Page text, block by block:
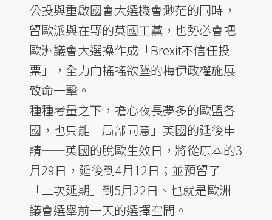
公投與重啟國會大選機會渺茫的同時，
留歐派與在野的英國工黨，也勢必會把
歐洲議會大選操作成「Brexit不信任投
票」，全力向搖搖欲墜的梅伊政權施展
致命一擊。
種種考量之下，擔心夜長夢多的歐盟各
國，也只能「局部同意」英國的延後申
請——英國的脫歐生效日，將從原本的3
月29日，延後到4月12日；並預留了
「二次延期」到5月22日、也就是歐洲
議會選舉前一天的選擇空間。